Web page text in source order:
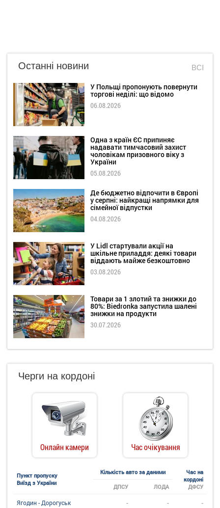
Останні новини ВСІ
У Польщі пропонують повернути
торгові неділі: що відомо
06.08.2026
Одна з країн ЄС припиняє
надавати тимчасовий захист
чоловікам призовного віку з
України
05.08.2026
Де бюджетно відпочити в Європі
у серпні: найкращі напрямки для
сімейної відпустки
04.08.2026
У Lidl стартували акції на
шкільне приладдя: деякі товари
віддають майже безкоштовно
03.08.2026
Товари за 1 злотий та знижки до
80%: Biedronka запустила шалені
знижки на продукти
30.07.2026
Черги на кордоні
Онлайн камери Час очікування
Пункт пропуску
Виїзд з України
Кількість авто за даними
Час на
кордоні
ДФСУ
ДПСУ ЛОДА
Ягодин - Дорогуськ - - -